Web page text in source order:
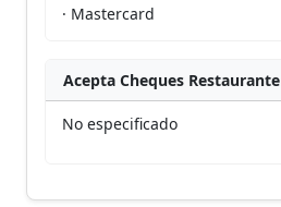
· Mastercard
Acepta Cheques Restaurante
No especificado